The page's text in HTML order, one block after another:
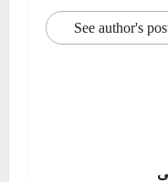
See author's